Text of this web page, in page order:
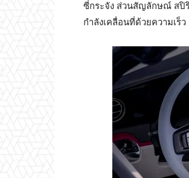
ซี่กระจัง ส่วนสัญลักษณ์ สปิริ
กำลังเคลื่อนที่ด้วยความเร็ว